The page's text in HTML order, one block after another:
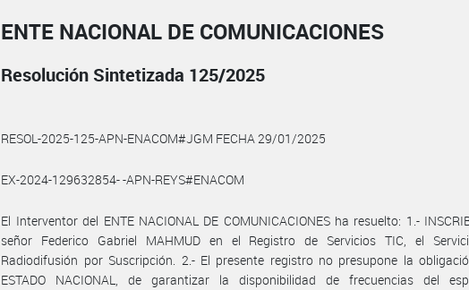
ENTE NACIONAL DE COMUNICACIONES
Resolución Sintetizada 125/2025
RESOL-2025-125-APN-ENACOM#JGM FECHA 29/01/2025
EX-2024-129632854- -APN-REYS#ENACOM
El Interventor del ENTE NACIONAL DE COMUNICACIONES ha resuelto: 1.-
señor Federico Gabriel MAHMUD en el Registro de Servicios TIC, el
Radiodifusión por Suscripción. 2.- El presente registro no presupone la
ESTADO NACIONAL, de garantizar la disponibilidad de frecuencias del